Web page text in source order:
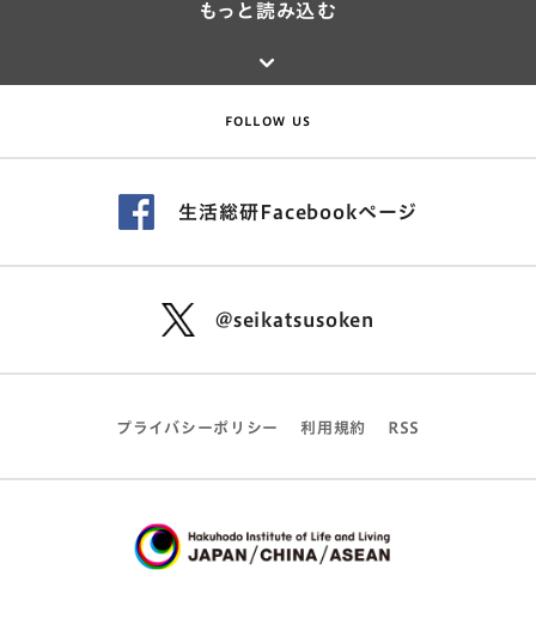
もっと読み込む
FOLLOW US
生活総研Facebookページ
@seikatsusoken
プライバシーポリシー 利用規約 RSS